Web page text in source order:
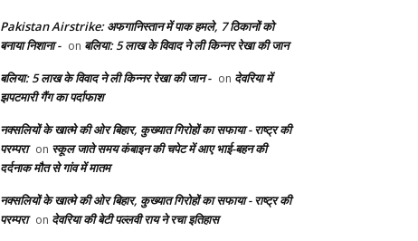
Pakistan Airstrike: अफगानिस्तान में पाक हमले, 7 ठिकानों को
बनाया निशाना - on बलिया: 5 लाख के विवाद ने ली किन्नर रेखा की जान
बलिया: 5 लाख के विवाद ने ली किन्नर रेखा की जान - on देवरिया में
झपटमारी गैंग का पर्दाफाश
नक्सलियों के खात्मे की ओर बिहार, कुख्यात गिरोहों का सफाया - राष्ट्र की
परम्परा on स्कूल जाते समय कंबाइन की चपेट में आए भाई-बहन की
दर्दनाक मौत से गांव में मातम
नक्सलियों के खात्मे की ओर बिहार, कुख्यात गिरोहों का सफाया - राष्ट्र की
परम्परा on देवरिया की बेटी पल्लवी राय ने रचा इतिहास